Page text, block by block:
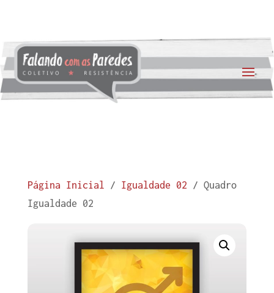
Página Inicial / Igualdade 02 / Quadro
Igualdade 02